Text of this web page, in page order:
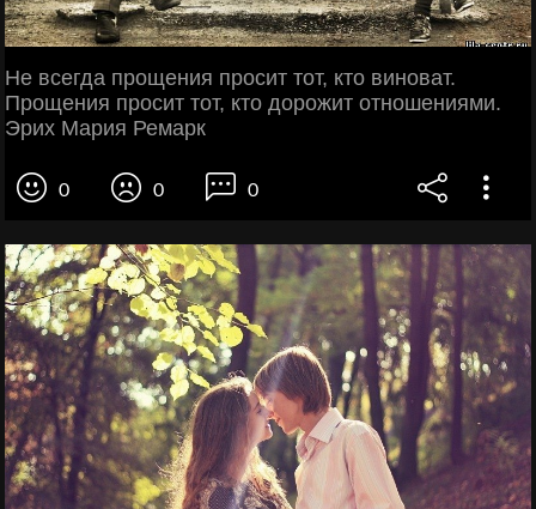
Не всегда прощения просит тот, кто виноват.
Прощения просит тот, кто дорожит отношениями.
Эрих Мария Ремарк
0 0 0